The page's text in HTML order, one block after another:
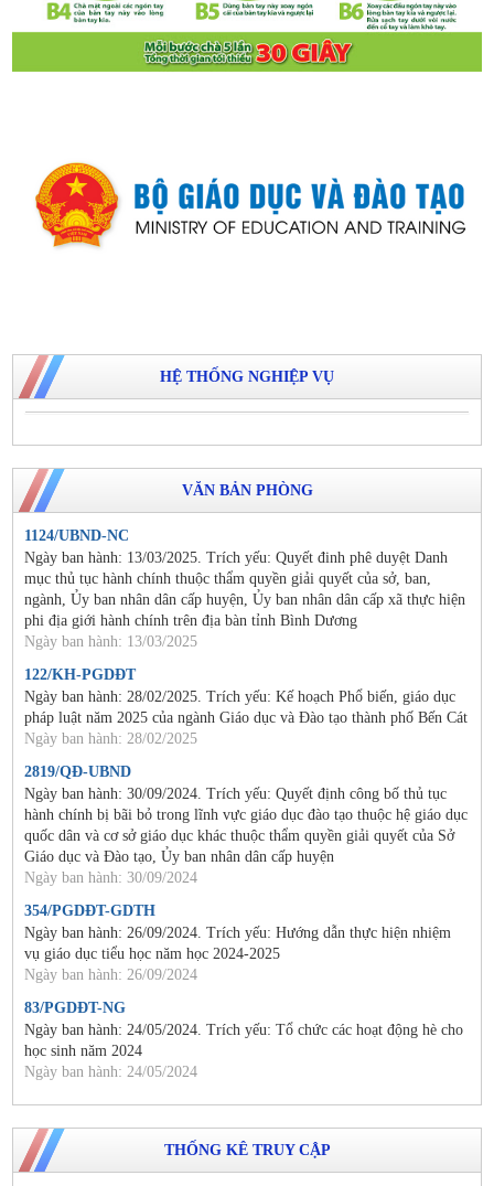
HỆ THỐNG NGHIỆP VỤ
VĂN BẢN PHÒNG
1124/UBND-NC
Ngày ban hành: 13/03/2025. Trích yếu: Quyết đinh phê duyệt Danh
mục thủ tục hành chính thuộc thẩm quyền giải quyết của sở, ban,
ngành, Ủy ban nhân dân cấp huyện, Ủy ban nhân dân cấp xã thực hiện
phi địa giới hành chính trên địa bàn tỉnh Bình Dương
Ngày ban hành: 13/03/2025
122/KH-PGDĐT
Ngày ban hành: 28/02/2025. Trích yếu: Kế hoạch Phổ biến, giáo dục
pháp luật năm 2025 của ngành Giáo dục và Đào tạo thành phố Bến Cát
Ngày ban hành: 28/02/2025
2819/QĐ-UBND
Ngày ban hành: 30/09/2024. Trích yếu: Quyết định công bố thủ tục
hành chính bị bãi bỏ trong lĩnh vực giáo dục đào tạo thuộc hệ giáo dục
quốc dân và cơ sở giáo dục khác thuộc thẩm quyền giải quyết của Sở
Giáo dục và Đào tạo, Ủy ban nhân dân cấp huyện
Ngày ban hành: 30/09/2024
354/PGDĐT-GDTH
Ngày ban hành: 26/09/2024. Trích yếu: Hướng dẫn thực hiện nhiệm
vụ giáo dục tiểu học năm học 2024-2025
Ngày ban hành: 26/09/2024
83/PGDĐT-NG
Ngày ban hành: 24/05/2024. Trích yếu: Tổ chức các hoạt động hè cho
học sinh năm 2024
Ngày ban hành: 24/05/2024
THỐNG KÊ TRUY CẬP